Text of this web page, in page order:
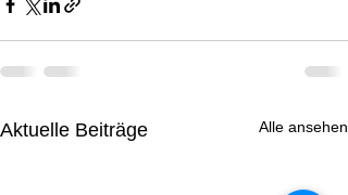
Aktuelle Beiträge Alle ansehen